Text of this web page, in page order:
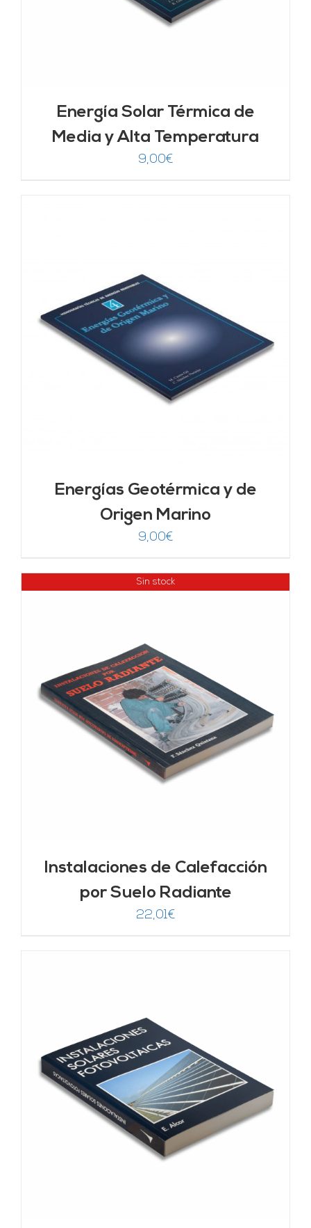
Energía Solar Térmica de
Media y Alta Temperatura
9,00€
Energías Geotérmica y de
Origen Marino
9,00€
Sin stock
Instalaciones de Calefacción
por Suelo Radiante
22,01€